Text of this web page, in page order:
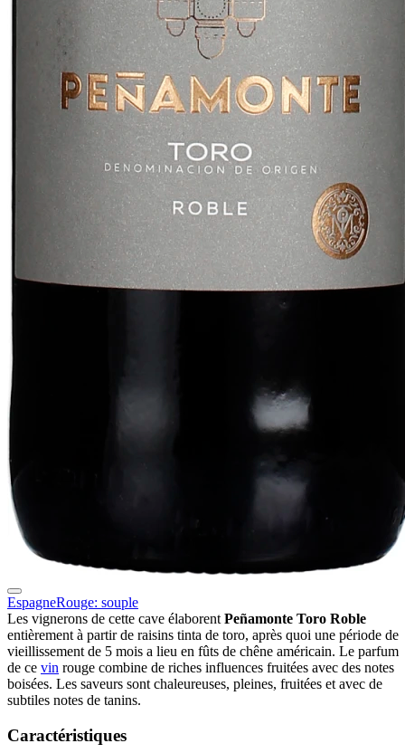
EspagneRouge: souple
Les vignerons de cette cave élaborent Peñamonte Toro Roble
entièrement à partir de raisins tinta de toro, après quoi une période de
vieillissement de 5 mois a lieu en fûts de chêne américain. Le parfum
de ce vin rouge combine de riches influences fruitées avec des notes
boisées. Les saveurs sont chaleureuses, pleines, fruitées et avec de
subtiles notes de tanins.
Caractéristiques